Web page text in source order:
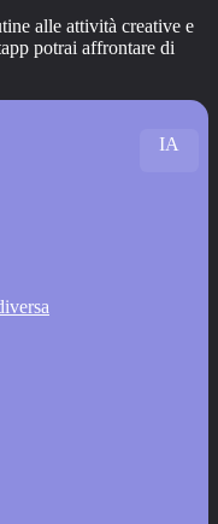
alle attività creative e
potrai affrontare di
IA